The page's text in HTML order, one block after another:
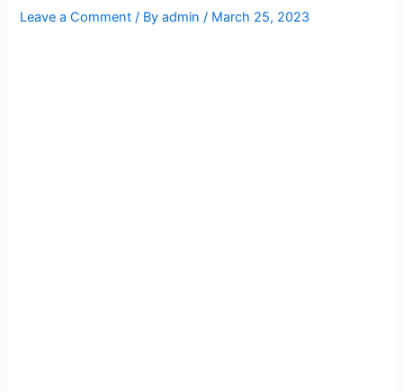
Leave a Comment / Byadmin/ March 25, 2023